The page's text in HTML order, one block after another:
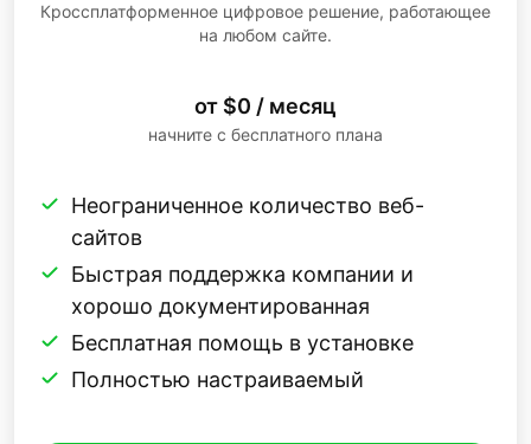
Кроссплатформенное цифровое решение, работающее
на любом сайте.
от $0 / месяц
начните с бесплатного плана
Неограниченное количество веб-
сайтов
Быстрая поддержка компании и
хорошо документированная
Бесплатная помощь в установке
Полностью настраиваемый